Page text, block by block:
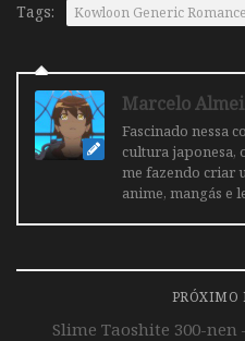
Tags: Kowloon Generic Romance
Marcelo
Fascinado nessa
cultura japonesa,
me fazendo criar
anime, mangás e
PRÓXIMO
Slime Taoshite 300-nen